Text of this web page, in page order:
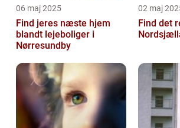
06 maj 2025
Find jeres næste hjem
blandt lejeboliger i
Nørresundby
02 maj
Find det